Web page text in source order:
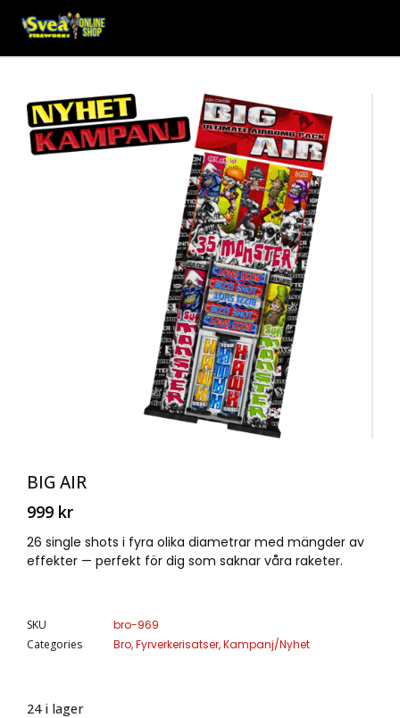
BIG AIR
999 kr
26 single shots i fyra olika diametrar med mängder av
effekter — perfekt för dig som saknar våra raketer.
SKU
bro-969
Categories
Bro,Fyrverkerisatser,Kampanj/Nyhet
24 i lager